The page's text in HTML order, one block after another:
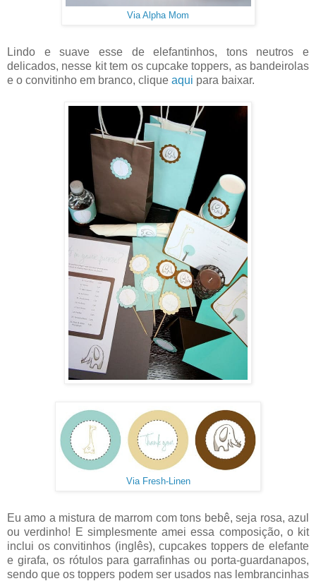
Via Alpha Mom
Lindo e suave esse de elefantinhos, tons neutros e
delicados, nesse kit tem os cupcake toppers, as bandeirolas
e o convitinho em branco, clique aqui para baixar.
Via Fresh-Linen
Eu amo a mistura de marrom com tons bebê, seja rosa, azul
ou verdinho! E simplesmente amei essa composição, o kit
inclui os convitinhos (inglês), cupcakes toppers de elefante
e girafa, os rótulos para garrafinhas ou porta-guardanapos,
sendo que os toppers podem ser usados nas lembrancinhas